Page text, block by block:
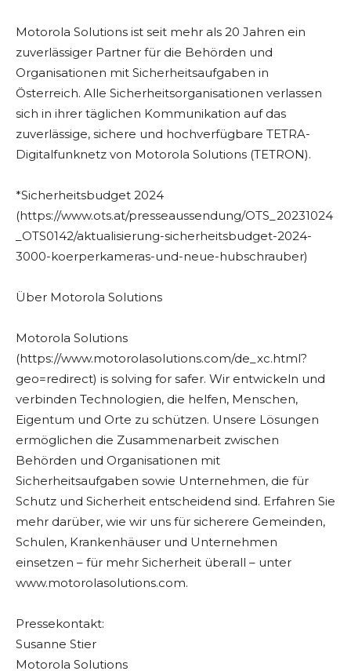
Motorola Solutions ist seit mehr als 20 Jahren ein
zuverlässiger Partner für die Behörden und
Organisationen mit Sicherheitsaufgaben in
Österreich. Alle Sicherheitsorganisationen verlassen
sich in ihrer täglichen Kommunikation auf das
zuverlässige, sichere und hochverfügbare TETRA-
Digitalfunknetz von Motorola Solutions (TETRON).
*Sicherheitsbudget 2024
(https://www.ots.at/presseaussendung/OTS_20231024
_OTS0142/aktualisierung-sicherheitsbudget-2024-
3000-koerperkameras-und-neue-hubschrauber)
Über Motorola Solutions
Motorola Solutions
(https://www.motorolasolutions.com/de_xc.html?
geo=redirect) is solving for safer. Wir entwickeln und
verbinden Technologien, die helfen, Menschen,
Eigentum und Orte zu schützen. Unsere Lösungen
ermöglichen die Zusammenarbeit zwischen
Behörden und Organisationen mit
Sicherheitsaufgaben sowie Unternehmen, die für
Schutz und Sicherheit entscheidend sind. Erfahren Sie
mehr darüber, wie wir uns für sicherere Gemeinden,
Schulen, Krankenhäuser und Unternehmen
einsetzen – für mehr Sicherheit überall – unter
www.motorolasolutions.com.
Pressekontakt:
Susanne Stier
Motorola Solutions